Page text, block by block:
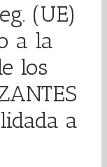
(UE)
a la
los
a